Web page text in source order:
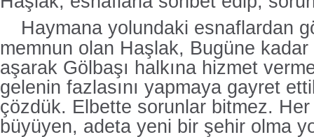
Haymana yolundaki esnaflardan
memnun olan Haşlak, Bugüne
aşarak Gölbaşı halkına hizmet
gelenin fazlasını yapmaya gayret
çözdük. Elbette sorunlar bitmez.
büyüyen, adeta yeni bir şehir olma